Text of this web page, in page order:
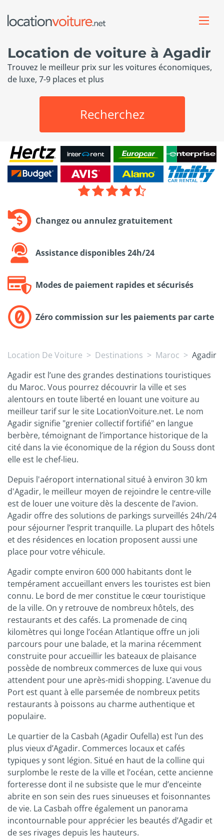
Location de voiture à Agadir
Trouvez le meilleur prix sur les voitures économiques,
de luxe, 7-9 places et plus
Recherchez
Changez ou annulez gratuitement
Assistance disponibles 24h/24
Modes de paiement rapides et sécurisés
Zéro commission sur les paiements par carte
Location De Voiture Destinations Maroc
Agadir
Agadir est l’une des grandes destinations touristiques
du Maroc. Vous pourrez découvrir la ville et ses
alentours en toute liberté en louant une voiture au
meilleur tarif sur le site LocationVoiture.net. Le nom
Agadir signifie "grenier collectif fortifié" en langue
berbère, témoignant de l’importance historique de la
cité dans la vie économique de la région du Souss dont
elle est le chef-lieu.
Depuis l'aéroport international situé à environ 30 km
d'Agadir, le meilleur moyen de rejoindre le centre-ville
est de louer une voiture dès la descente de l’avion.
Agadir offre des solutions de parkings surveillés 24h/24
pour séjourner l’esprit tranquille. La plupart des hôtels
et des résidences en location proposent aussi une
place pour votre véhicule.
Agadir compte environ 600 000 habitants dont le
tempérament accueillant envers les touristes est bien
connu. Le bord de mer constitue le cœur touristique
de la ville. On y retrouve de nombreux hôtels, des
restaurants et des cafés. La promenade de cinq
kilomètres qui longe l’océan Atlantique offre un joli
parcours pour une balade, et la marina récemment
construite pour accueillir les bateaux de plaisance
possède de nombreux commerces de luxe qui vous
attendent pour une après-midi shopping. L’avenue du
Port est quant à elle parsemée de nombreux petits
restaurants à poissons au charme authentique et
populaire.
Le quartier de la Casbah (Agadir Oufella) est l’un des
plus vieux d’Agadir. Commerces locaux et cafés
typiques y sont légion. Situé en haut de la colline qui
surplombe le reste de la ville et l’océan, cette ancienne
forteresse dont il ne subsiste que le mur d’enceinte
abrite en son sein des rues sinueuses et foisonnantes
de vie. La Casbah offre également un panorama
incontournable pour apprécier les beautés d’Agadir et
de ses rivages depuis les hauteurs.